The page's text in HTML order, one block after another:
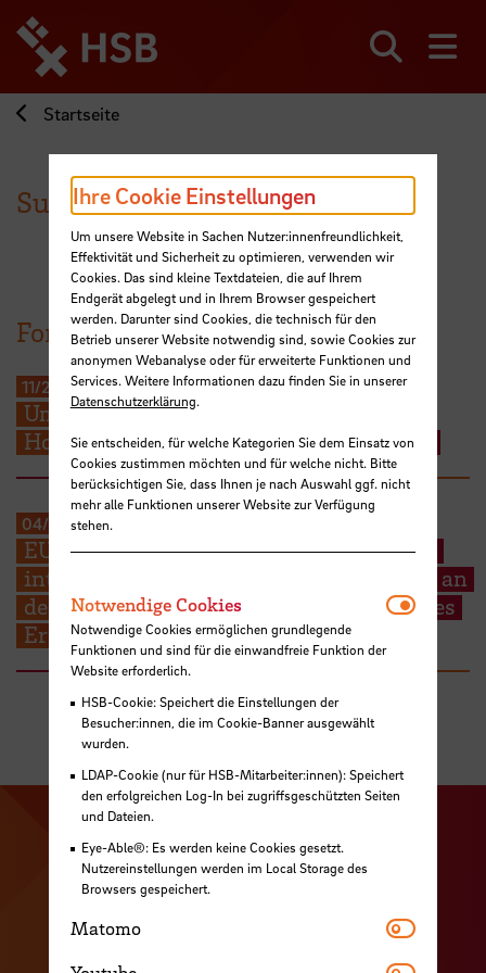
zum
Seiteninhalt
springen
Startseite
Susanne Nickel
Forschungsprojekte
11/2018-12/2022
Umsetzung der Transferstrategie der
Hochschule Bremen "Region im Wandel"
04/2015-12/2023
EU-Strategie-FH 2014: Initiierung eines
internen Change Management Prozesses an
der Hochschule Bremen zur Steigerung des
Erfolgs bei Horizon 2020
Zu unserer Instagram Seite
Zu unserer Facebook
Zu unserer
Zu unserer
Ihre Cookie Einstellungen
Um unsere Website in Sachen Nutzer:innenfreundlichkeit,
Effektivität und Sicherheit zu optimieren, verwenden wir
Cookies. Das sind kleine Textdateien, die auf Ihrem
Endgerät abgelegt und in Ihrem Browser gespeichert
werden. Darunter sind Cookies, die technisch für den
Betrieb unserer Website notwendig sind, sowie Cookies zur
anonymen Webanalyse oder für erweiterte Funktionen und
Services. Weitere Informationen dazu finden Sie in unserer
Datenschutzerklärung.
Sie entscheiden, für welche Kategorien Sie dem Einsatz von
Cookies zustimmen möchten und für welche nicht. Bitte
berücksichtigen Sie, dass Ihnen je nach Auswahl ggf. nicht
mehr alle Funktionen unserer Website zur Verfügung
stehen.
Notwendige Cookies
Notwendige Cookies ermöglichen grundlegende
Funktionen und sind für die einwandfreie Funktion der
Website erforderlich.
HSB-Cookie: Speichert die Einstellungen der
Besucher:innen, die im Cookie-Banner ausgewählt
wurden.
LDAP-Cookie (nur für HSB-Mitarbeiter:innen): Speichert
den erfolgreichen Log-In bei zugriffsgeschützten Seiten
und Dateien.
Eye-Able®: Es werden keine Cookies gesetzt.
Nutzereinstellungen werden im Local Storage des
Browsers gespeichert.
Matomo Matomo